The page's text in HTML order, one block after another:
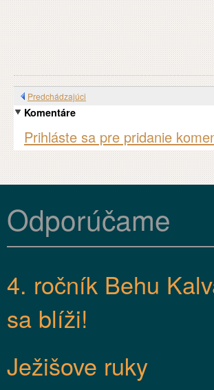
Predchádzajúci
Komentáre
Prihláste sa pre pridanie
Odporúčame
4. ročník Behu
sa blíži!
Ježišove ruky